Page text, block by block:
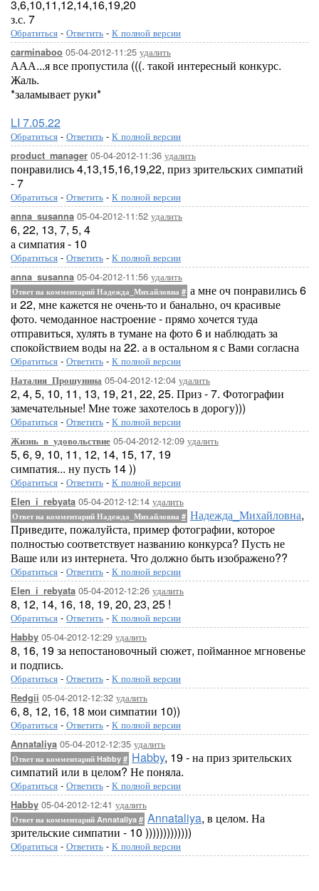
3,6,10,11,12,14,16,19,20
з.с. 7
Обратиться - Ответить - К полной версии
carminaboo 05-04-2012-11:25 удалить
ААА...я все пропустила (((. такой интересный конкурс.
Жаль.
*заламывает руки*
LI 7.05.22
Обратиться - Ответить - К полной версии
product_manager 05-04-2012-11:36 удалить
понравились 4,13,15,16,19,22, приз зрительских симпатий
- 7
Обратиться - Ответить - К полной версии
anna_susanna 05-04-2012-11:52 удалить
6, 22, 13, 7, 5, 4
а симпатия - 10
Обратиться - Ответить - К полной версии
anna_susanna 05-04-2012-11:56 удалить
Ответ на комментарий Надежда_Михайловна # а мне оч понравились 6
и 22, мне кажется не очень-то и банально, оч красивые
фото. чемоданное настроение - прямо хочется туда
отправиться, хулять в тумане на фото 6 и наблюдать за
спокойствием воды на 22. а в остальном я с Вами согласна
Обратиться - Ответить - К полной версии
Наталия_Прошунина 05-04-2012-12:04 удалить
2, 4, 5, 10, 11, 13, 19, 21, 22, 25. Приз - 7. Фотографии
замечательные! Мне тоже захотелось в дорогу)))
Обратиться - Ответить - К полной версии
Жизнь_в_удовольствие 05-04-2012-12:09 удалить
5, 6, 9, 10, 11, 12, 14, 15, 17, 19
симпатия... ну пусть 14 ))
Обратиться - Ответить - К полной версии
Elen_i_rebyata 05-04-2012-12:14 удалить
Ответ на комментарий Надежда_Михайловна # Надежда_Михайловна,
Приведите, пожалуйста, пример фотографии, которое
полностью соответствует названию конкурса? Пусть не
Ваше или из интернета. Что должно быть изображено??
Обратиться - Ответить - К полной версии
Elen_i_rebyata 05-04-2012-12:26 удалить
8, 12, 14, 16, 18, 19, 20, 23, 25 !
Обратиться - Ответить - К полной версии
Habby 05-04-2012-12:29 удалить
8, 16, 19 за непостановочный сюжет, пойманное мгновенье
и подпись.
Обратиться - Ответить - К полной версии
Redgii 05-04-2012-12:32 удалить
6, 8, 12, 16, 18 мои симпатии 10))
Обратиться - Ответить - К полной версии
Annataliya 05-04-2012-12:35 удалить
Ответ на комментарий Habby # Habby, 19 - на приз зрительских
симпатий или в целом? Не поняла.
Обратиться - Ответить - К полной версии
Habby 05-04-2012-12:41 удалить
Ответ на комментарий Annataliya # Annataliya, в целом. На
зрительские симпатии - 10 )))))))))))))
Обратиться - Ответить - К полной версии